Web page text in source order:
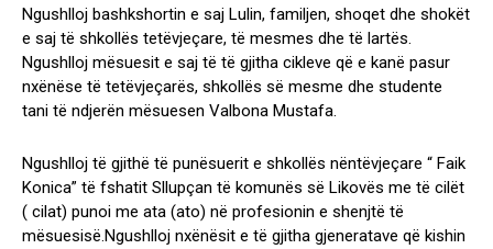
Ngushlloj bashkshortin e saj Lulin, familjen, shoqet dhe shokët
e saj të shkollës tetëvjeçare, të mesmes dhe të lartës.
Ngushlloj mësuesit e saj të të gjitha cikleve që e kanë pasur
nxënëse të tetëvjeçarës, shkollës së mesme dhe studente
tani të ndjerën mësuesen Valbona Mustafa.
Ngushlloj të gjithë të punësuerit e shkollës nëntëvjeçare “ Faik
Konica” të fshatit Sllupçan të komunës së Likovës me të cilët
( cilat) punoi me ata (ato) në profesionin e shenjtë të
mësuesisë.Ngushlloj nxënësit e të gjitha gjeneratave që kishin